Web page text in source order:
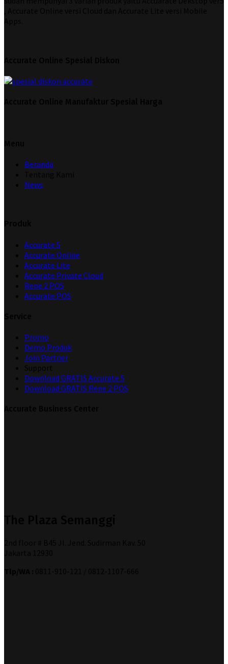
Beranda
News
Accurate 5
Accurate Online
Accurate Lite
Accurate Private Cloud
Rene 2 POS
Accurate POS
Promo
Demo Produk
Join Partner
Download GRATIS Accurate 5
Download GRATIS Rene 2 POS